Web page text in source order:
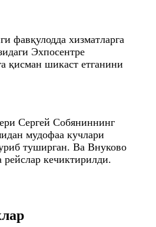
фавқулодда хизматларга
Эхпоcентре
қисман шикаст етганини
Сергей Собяниннинг
мудофаа кучлари
туширган. Ва Внуково
рейслар кечиктирилди.